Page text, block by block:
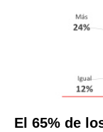
El 65% de